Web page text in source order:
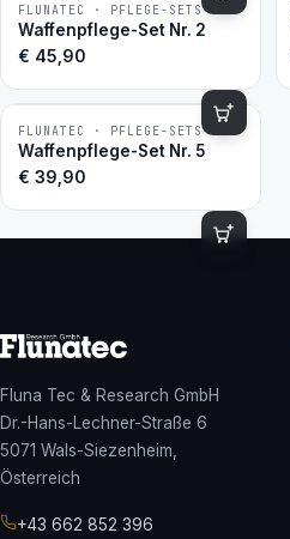
BESTSELLER
FLUNATEC · PFLEGE-SETS
Waffenpflege-Set Nr. 2
€ 45,90
BESTSELLER
FLUNATEC · PFLEGE-SETS
Waffenpflege-Set Nr. 5
€ 39,90
Fluna Tec & Research GmbH
Dr.-Hans-Lechner-Straße 6
5071 Wals-Siezenheim,
Österreich
+43 662 852 396